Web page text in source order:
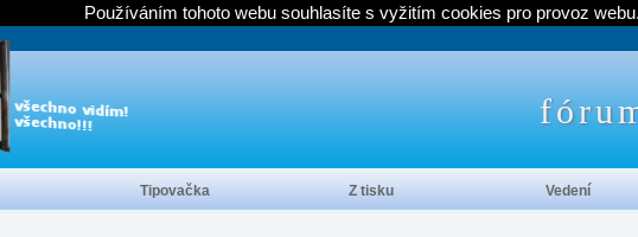
Tipovačka Z tisku Vedení
Používáním tohoto webu souhlasíte s vyžitím cookies pro provoz webu.